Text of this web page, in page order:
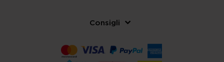
Consigli